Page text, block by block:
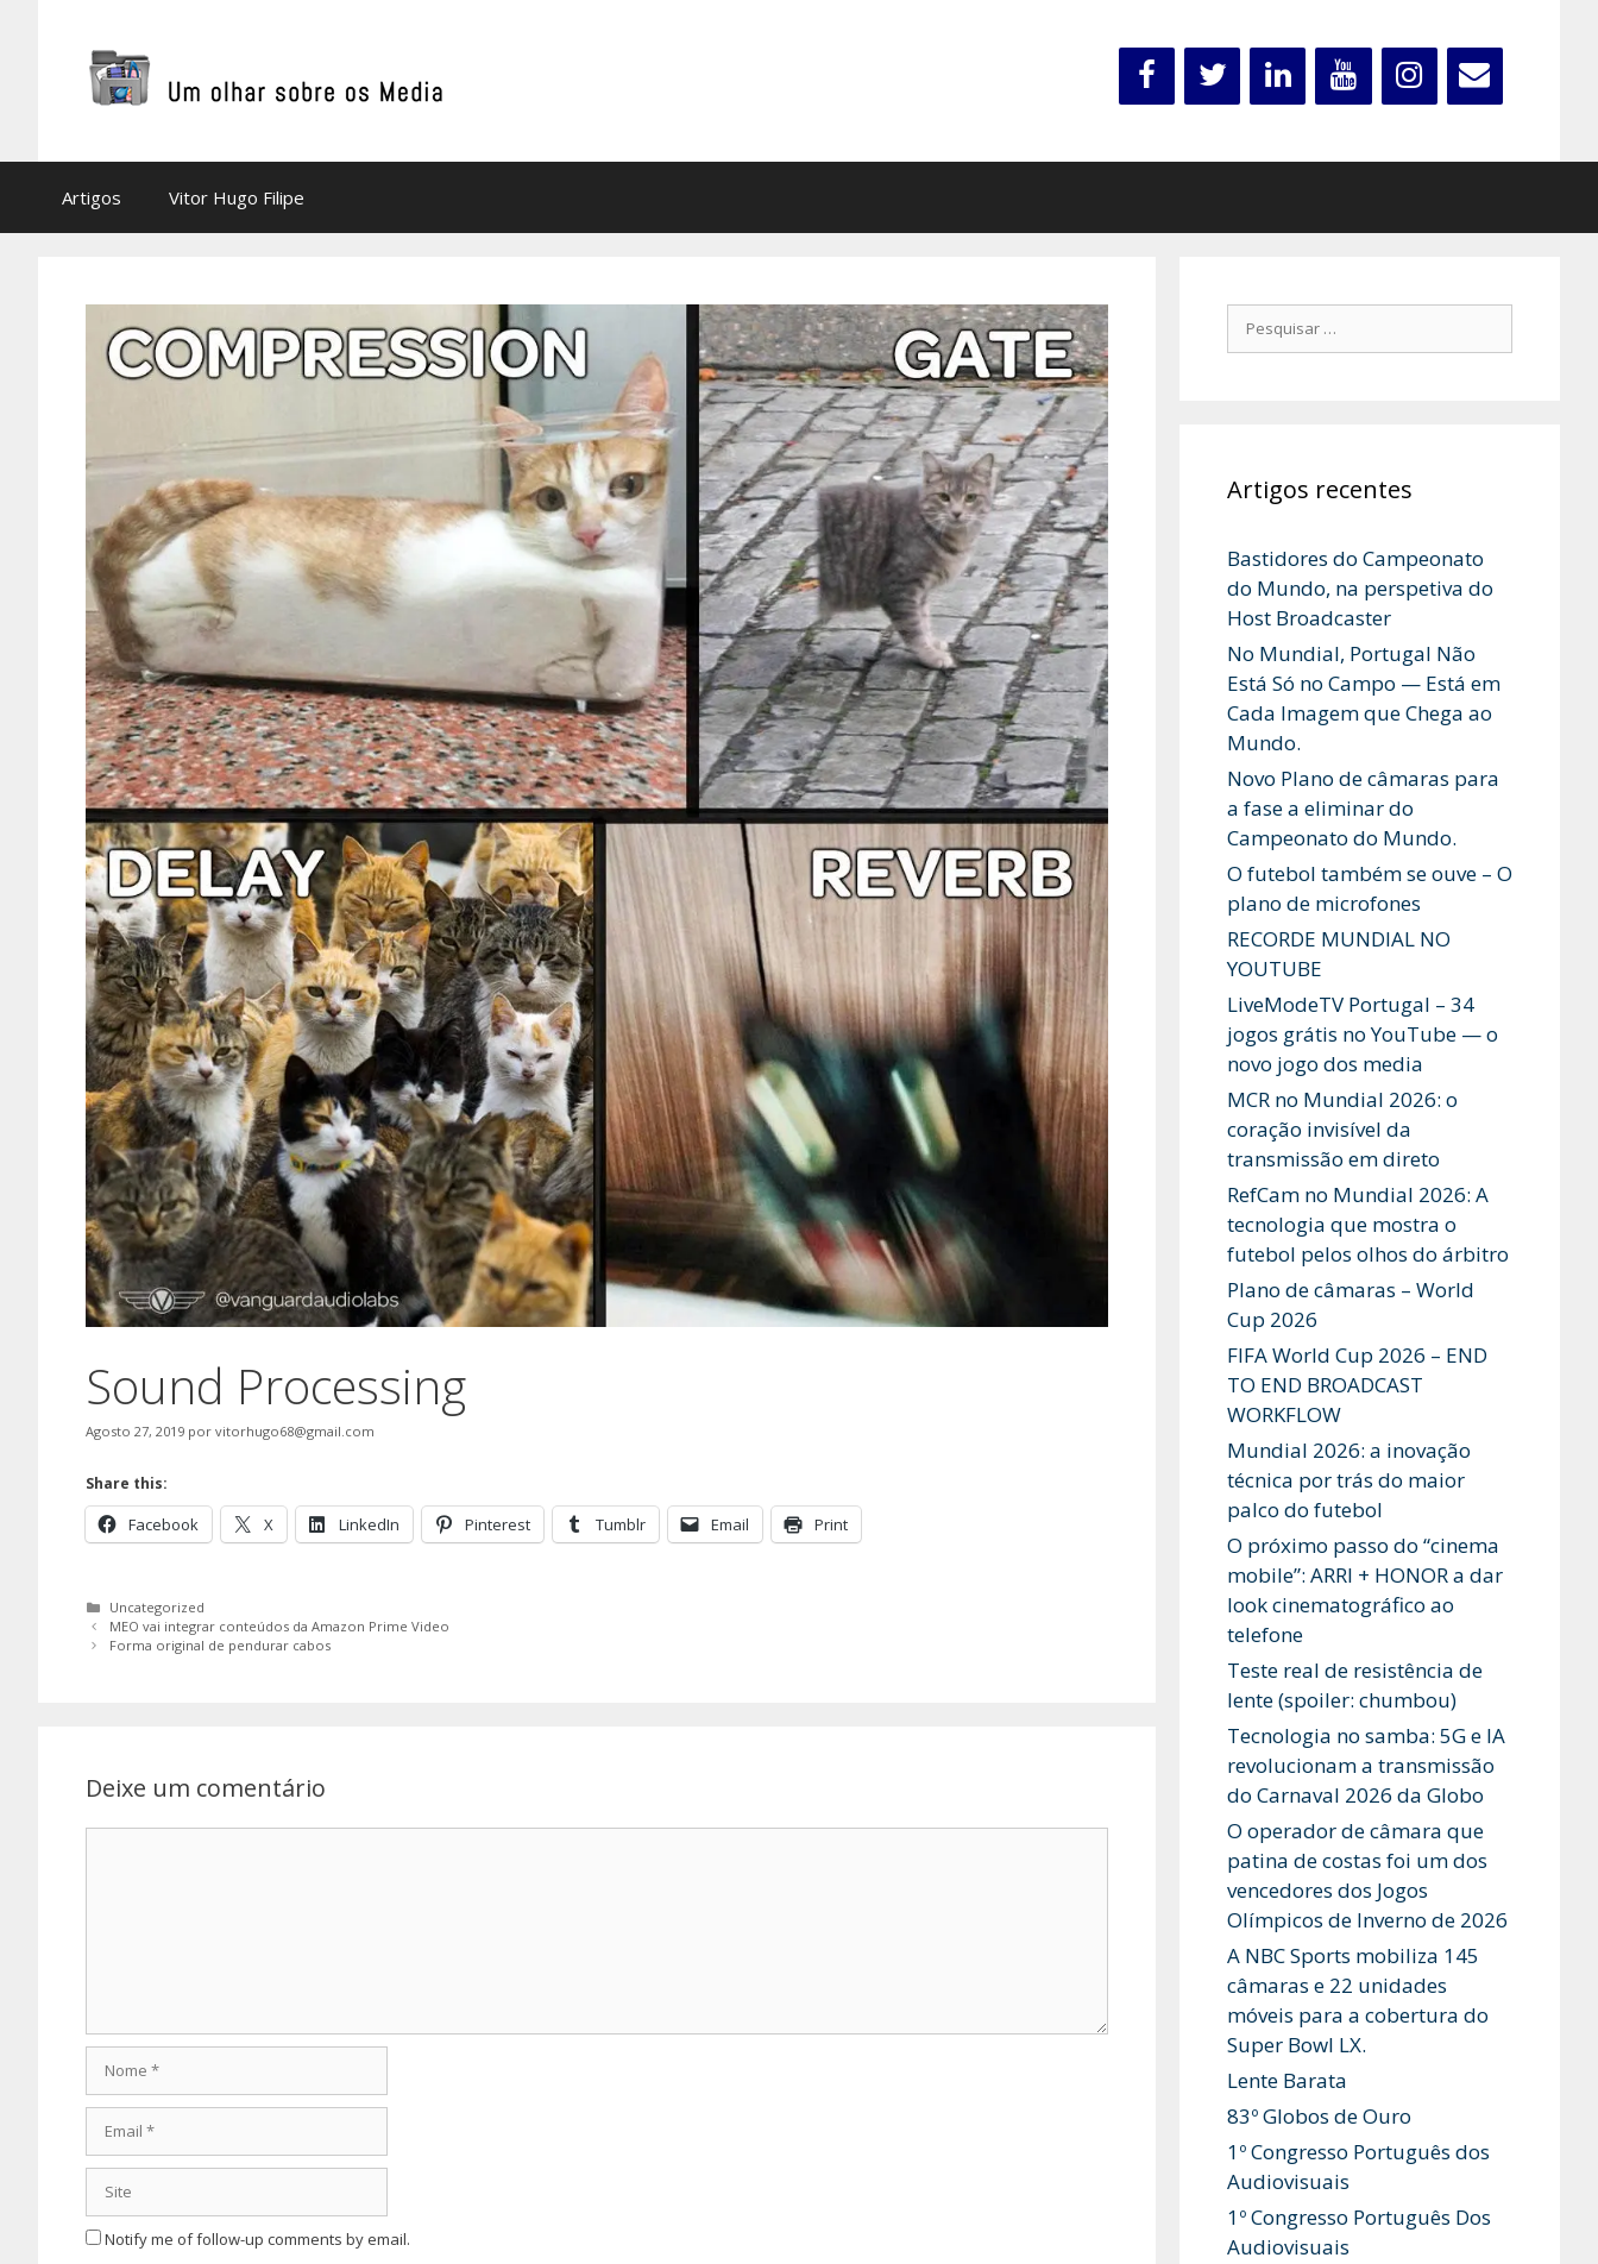
Artigos Vitor Hugo Filipe
Sound Processing
Agosto 27, 2019 por vitorhugo68@gmail.com
Share this:
Facebook X LinkedIn Pinterest Tumblr Email Print
Categorias
Uncategorized
MEO vai integrar conteúdos da Amazon Prime Video
Forma original de pendurar cabos
Deixe um comentário
Notify me of follow-up comments by email.
Pesquisar
por:
Artigos recentes
Bastidores do Campeonato
do Mundo, na perspetiva do
Host Broadcaster
No Mundial, Portugal Não
Está Só no Campo — Está em
Cada Imagem que Chega ao
Mundo.
Novo Plano de câmaras para
a fase a eliminar do
Campeonato do Mundo.
O futebol também se ouve – O
plano de microfones
RECORDE MUNDIAL NO
YOUTUBE
LiveModeTV Portugal – 34
jogos grátis no YouTube — o
novo jogo dos media
MCR no Mundial 2026: o
coração invisível da
transmissão em direto
RefCam no Mundial 2026: A
tecnologia que mostra o
futebol pelos olhos do árbitro
Plano de câmaras – World
Cup 2026
FIFA World Cup 2026 – END
TO END BROADCAST
WORKFLOW
Mundial 2026: a inovação
técnica por trás do maior
palco do futebol
O próximo passo do “cinema
mobile”: ARRI + HONOR a dar
look cinematográfico ao
telefone
Teste real de resistência de
lente (spoiler: chumbou)
Tecnologia no samba: 5G e IA
revolucionam a transmissão
do Carnaval 2026 da Globo
O operador de câmara que
patina de costas foi um dos
vencedores dos Jogos
Olímpicos de Inverno de 2026
A NBC Sports mobiliza 145
câmaras e 22 unidades
móveis para a cobertura do
Super Bowl LX.
Lente Barata
83º Globos de Ouro
1º Congresso Português dos
Audiovisuais
1º Congresso Português Dos
Audiovisuais